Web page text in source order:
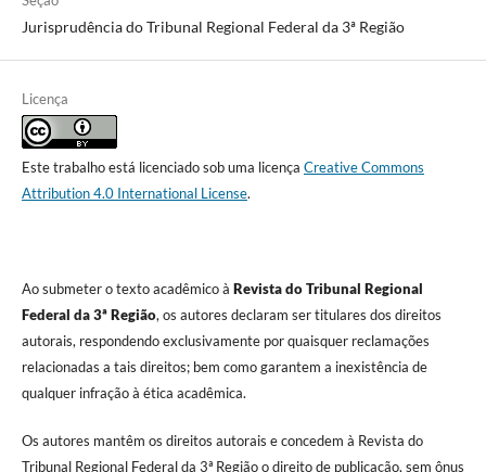
Jurisprudência do Tribunal Regional Federal da 3ª Região
Licença
Este trabalho está licenciado sob uma licença Creative Commons
Attribution 4.0 International License.
Ao submeter o texto acadêmico à Revista do Tribunal Regional
Federal da 3ª Região, os autores declaram ser titulares dos direitos
autorais, respondendo exclusivamente por quaisquer reclamações
relacionadas a tais direitos; bem como garantem a inexistência de
qualquer infração à ética acadêmica.
Os autores mantêm os direitos autorais e concedem à Revista do
Tribunal Regional Federal da 3ª Região o direito de publicação, sem ônus